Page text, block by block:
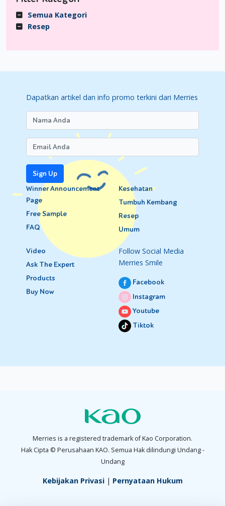
Semua Kategori
Resep
Dapatkan artikel dan info promo terkini dari Merries
Sign Up
Winner Announcement
Page
Free Sample
FAQ
Kesehatan
Tumbuh Kembang
Resep
Umum
Video
Ask The Expert
Products
Buy Now
Follow Social Media
Merries Smile
Facebook
Instagram
Youtube
Tiktok
Merries is a registered trademark of Kao Corporation.
Hak Cipta © Perusahaan KAO. Semua Hak dilindungi Undang -
Undang
Kebijakan Privasi| Pernyataan Hukum